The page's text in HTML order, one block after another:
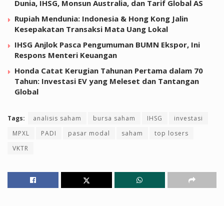
Dunia, IHSG, Monsun Australia, dan Tarif Global AS
Rupiah Mendunia: Indonesia & Hong Kong Jalin
Kesepakatan Transaksi Mata Uang Lokal
IHSG Anjlok Pasca Pengumuman BUMN Ekspor, Ini
Respons Menteri Keuangan
Honda Catat Kerugian Tahunan Pertama dalam 70
Tahun: Investasi EV yang Meleset dan Tantangan
Global
Tags: analisis saham bursa saham IHSG
investasi
MPXL
PADI pasar modal saham
top losers
VKTR